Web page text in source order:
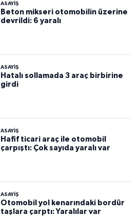
ASAYİŞ
Beton mikseri otomobilin üzerine
devrildi: 6 yaralı
ASAYİŞ
Hatalı sollamada 3 araç birbirine
girdi
ASAYİŞ
Hafif ticari araç ile otomobil
çarpıştı: Çok sayıda yaralı var
ASAYİŞ
Otomobil yol kenarındaki bordür
taşlara çarptı: Yaralılar var